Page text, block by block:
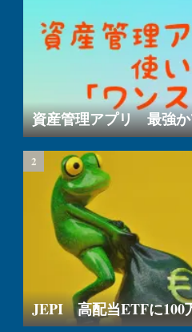
資産管理アプリ 最強
JEPI 高配当ETFに100